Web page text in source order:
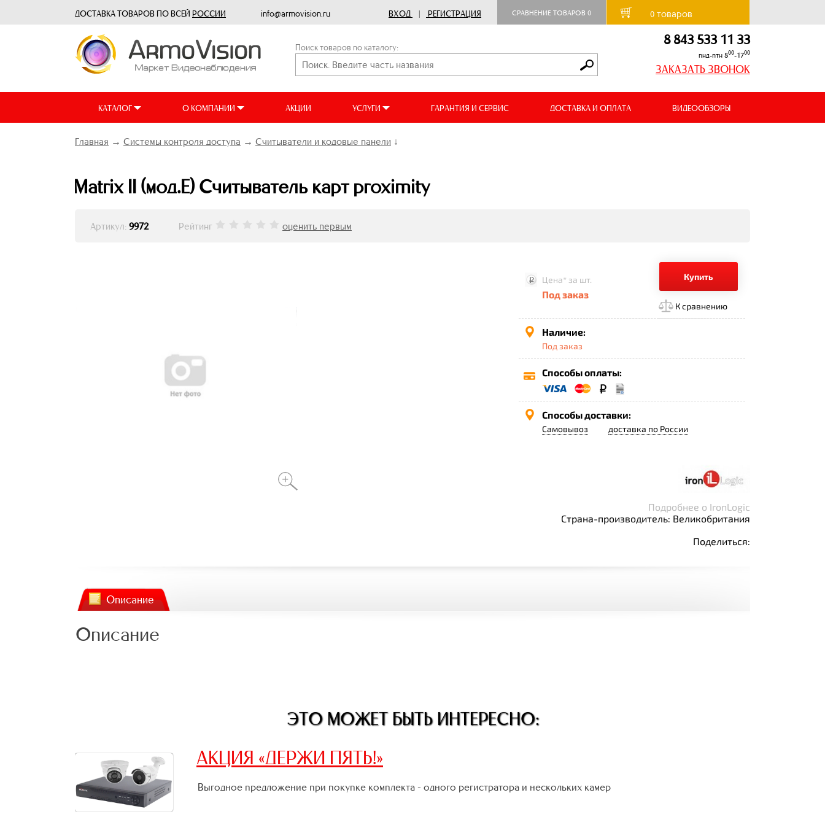
ДОСТАВКА ТОВАРОВ ПО ВСЕЙ РОССИИ info@armovision.ru ВХОД | РЕГИСТРАЦИЯ СРАВНЕНИЕ ТОВАРОВ 0 0товаров
Поиск товаров по каталогу: 8 843 533 11 33
пнд-птн 800-1700
ЗАКАЗАТЬ ЗВОНОК
КАТАЛОГ О КОМПАНИИ АКЦИИ УСЛУГИ ГАРАНТИЯ И СЕРВИС ДОСТАВКА И ОПЛАТА ВИДЕООБЗОРЫ
Главная → Системы контроля доступа → Считыватели и кодовые панели ↓
Matrix II (мод.Е) Считыватель карт proximity
Артикул: 9972 Рейтинг оценить первым
Купить
Цена* за шт.
Под заказ
К сравнению
Наличие:
Под заказ
Способы оплаты:
Способы доставки:
Самовывоз доставка по России
Подробнее о IronLogic
Страна-производитель: Великобритания
Поделиться:
Описание
Описание
ЭТО МОЖЕТ БЫТЬ ИНТЕРЕСНО:
АКЦИЯ «ДЕРЖИ ПЯТЬ!»
Выгодное предложение при покупке комплекта - одного регистратора и нескольких камер